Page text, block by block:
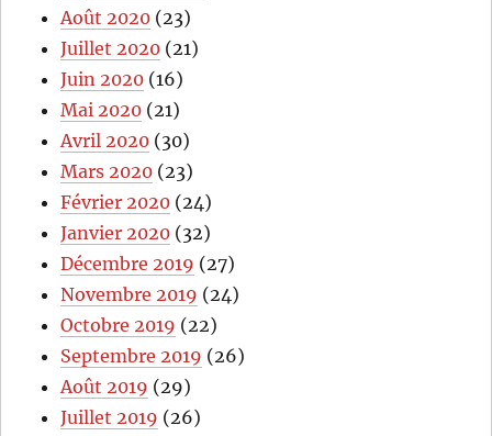
Août 2020 (23)
Juillet 2020 (21)
Juin 2020 (16)
Mai 2020 (21)
Avril 2020 (30)
Mars 2020 (23)
Février 2020 (24)
Janvier 2020 (32)
Décembre 2019 (27)
Novembre 2019 (24)
Octobre 2019 (22)
Septembre 2019 (26)
Août 2019 (29)
Juillet 2019 (26)